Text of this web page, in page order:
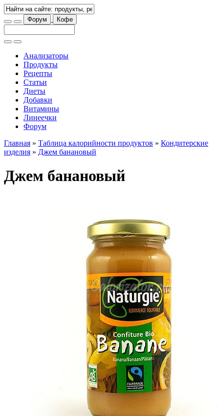
Форум Кофе
Анализаторы
Продукты
Рецепты
Статьи
Диеты
Добавки
Витамины
Линеечки
Форум
Главная » Таблица калорийности продуктов » Кондитерские
изделия » Джем банановый
Джем банановый